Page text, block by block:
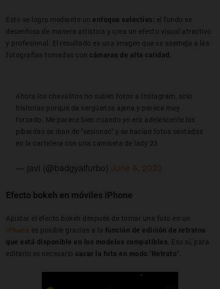
Esto se logra mediante un enfoque selectivo: el fondo se
desenfoca de manera artística y crea un efecto visual atractivo
y profesional. El resultado es una imagen que se asemeja a las
fotografías tomadas con cámaras de alta calidad.
Ahora los chavalitos no suben fotos a Instagram, solo
historias porque da vergüenza ajena y parece muy
forzado. Me parece bien cuando yo era adolescente las
pibardas se iban de "sesioneo" y se hacían fotos sentadas
en la carretera con una camiseta de lady 23
— javi (@badgyalfurbo) June 6, 2023
Efecto bokeh en móviles iPhone
Ajustar el efecto bokeh después de tomar una foto en un
iPhone es posible gracias a la función de edición de retratos
que está disponible en los modelos compatibles. Eso sí, para
editarlo es necesario sacar la foto en modo " Retrato".